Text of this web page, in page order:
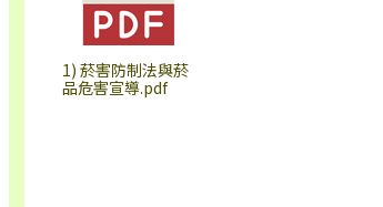
1) 菸害防制法與菸
品危害宣導.pdf